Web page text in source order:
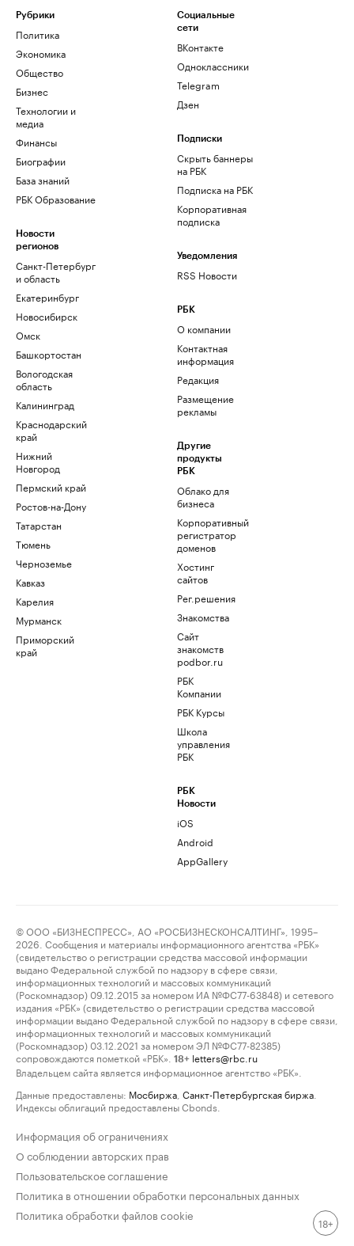
Рубрики
Политика
Экономика
Общество
Бизнес
Технологии и
медиа
Финансы
Биографии
База знаний
РБК Образование
Новости
регионов
Санкт-Петербург
и область
Екатеринбург
Новосибирск
Омск
Башкортостан
Вологодская
область
Калининград
Краснодарский
край
Нижний
Новгород
Пермский край
Ростов-на-Дону
Татарстан
Тюмень
Черноземье
Кавказ
Карелия
Мурманск
Приморский
край
Социальные
сети
ВКонтакте
Одноклассники
Telegram
Дзен
Подписки
Скрыть баннеры
на РБК
Подписка на РБК
Корпоративная
подписка
Уведомления
RSS Новости
РБК
О компании
Контактная
информация
Редакция
Размещение
рекламы
Другие
продукты
РБК
Облако для
бизнеса
Корпоративный
регистратор
доменов
Хостинг
сайтов
Рег.решения
Знакомства
Сайт
знакомств
podbor.ru
РБК
Компании
РБК Курсы
Школа
управления
РБК
РБК
Новости
iOS
Android
AppGallery
© ООО «БИЗНЕСПРЕСС», АО «РОСБИЗНЕСКОНСАЛТИНГ», 1995–
2026. Сообщения и материалы информационного агентства «РБК»
(свидетельство о регистрации средства массовой информации
выдано Федеральной службой по надзору в сфере связи,
информационных технологий и массовых коммуникаций
(Роскомнадзор) 09.12.2015 за номером ИА №ФС77-63848) и сетевого
издания «РБК» (свидетельство о регистрации средства массовой
информации выдано Федеральной службой по надзору в сфере связи,
информационных технологий и массовых коммуникаций
(Роскомнадзор) 03.12.2021 за номером ЭЛ №ФС77-82385)
сопровождаются пометкой «РБК».
18+ letters@rbc.ru
Владельцем сайта является информационное агентство «РБК».
Данные предоставлены: Мосбиржа Санкт-Петербургская биржа
Индексы облигаций предоставлены Cbonds.
Информация об ограничениях
О соблюдении авторских прав
Пользовательское соглашение
Политика в отношении обработки персональных данных
Политика обработки файлов cookie
18+